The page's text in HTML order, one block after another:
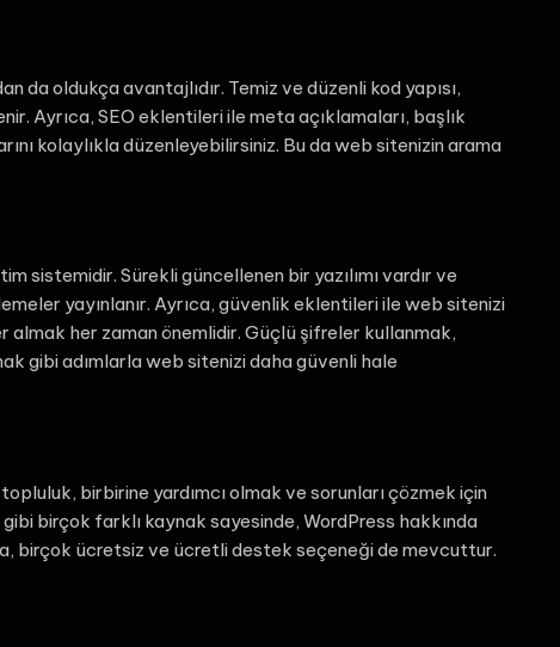
da oldukça avantajlıdır. Temiz ve düzenli kod yapısı,
Ayrıca, SEO eklentileri ile meta açıklamaları, başlık
kolaylıkla düzenleyebilirsiniz. Bu da web sitenizin arama
sistemidir. Sürekli güncellenen bir yazılımı vardır ve
yayınlanır. Ayrıca, güvenlik eklentileri ile web sitenizi
almak her zaman önemlidir. Güçlü şifreler kullanmak,
gibi adımlarla web sitenizi daha güvenli hale
birbirine yardımcı olmak ve sorunları çözmek için
birçok farklı kaynak sayesinde, WordPress hakkında
birçok ücretsiz ve ücretli destek seçeneği de mevcuttur.